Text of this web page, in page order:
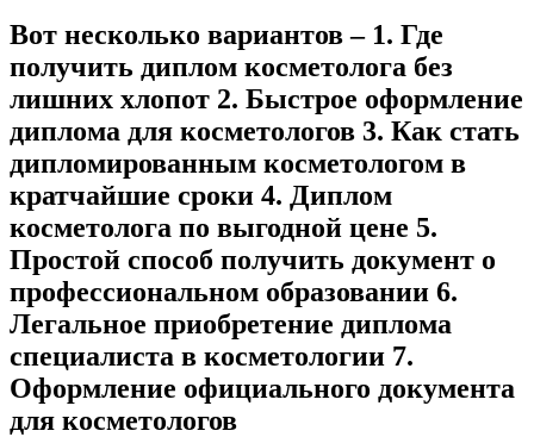
Вот несколько вариантов – 1. Где
получить диплом косметолога без
лишних хлопот 2. Быстрое оформление
диплома для косметологов 3. Как стать
дипломированным косметологом в
кратчайшие сроки 4. Диплом
косметолога по выгодной цене 5.
Простой способ получить документ о
профессиональном образовании 6.
Легальное приобретение диплома
специалиста в косметологии 7.
Оформление официального документа
для косметологов